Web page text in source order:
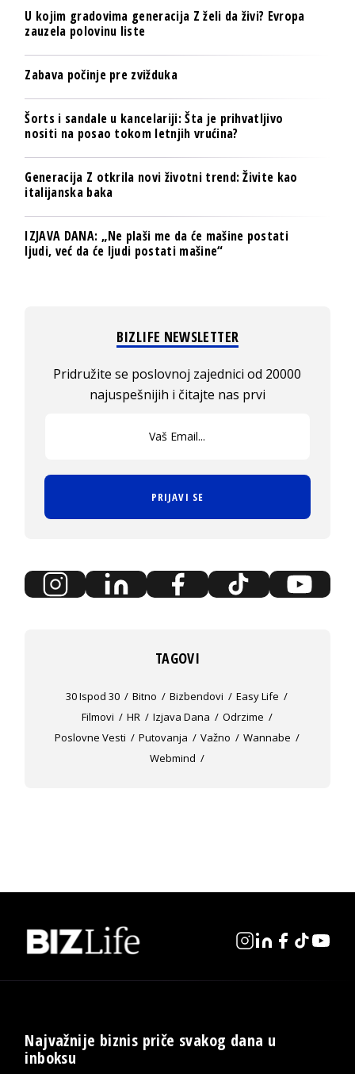
U kojim gradovima generacija Z želi da živi? Evropa
zauzela polovinu liste
Zabava počinje pre zvižduka
Šorts i sandale u kancelariji: Šta je prihvatljivo
nositi na posao tokom letnjih vrućina?
Generacija Z otkrila novi životni trend: Živite kao
italijanska baka
IZJAVA DANA: „Ne plaši me da će mašine postati
ljudi, već da će ljudi postati mašine“
BIZLIFE NEWSLETTER
Pridružite se poslovnoj zajednici od 20000
najuspešnijih i čitajte nas prvi
PRIJAVI SE
TAGOVI
30 Ispod 30 Bitno Bizbendovi
Easy Life
Filmovi
HR Izjava Dana
Odrzime
Poslovne Vesti
Putovanja Važno
Wannabe
Webmind
Najvažnije biznis priče svakog dana u
inboksu